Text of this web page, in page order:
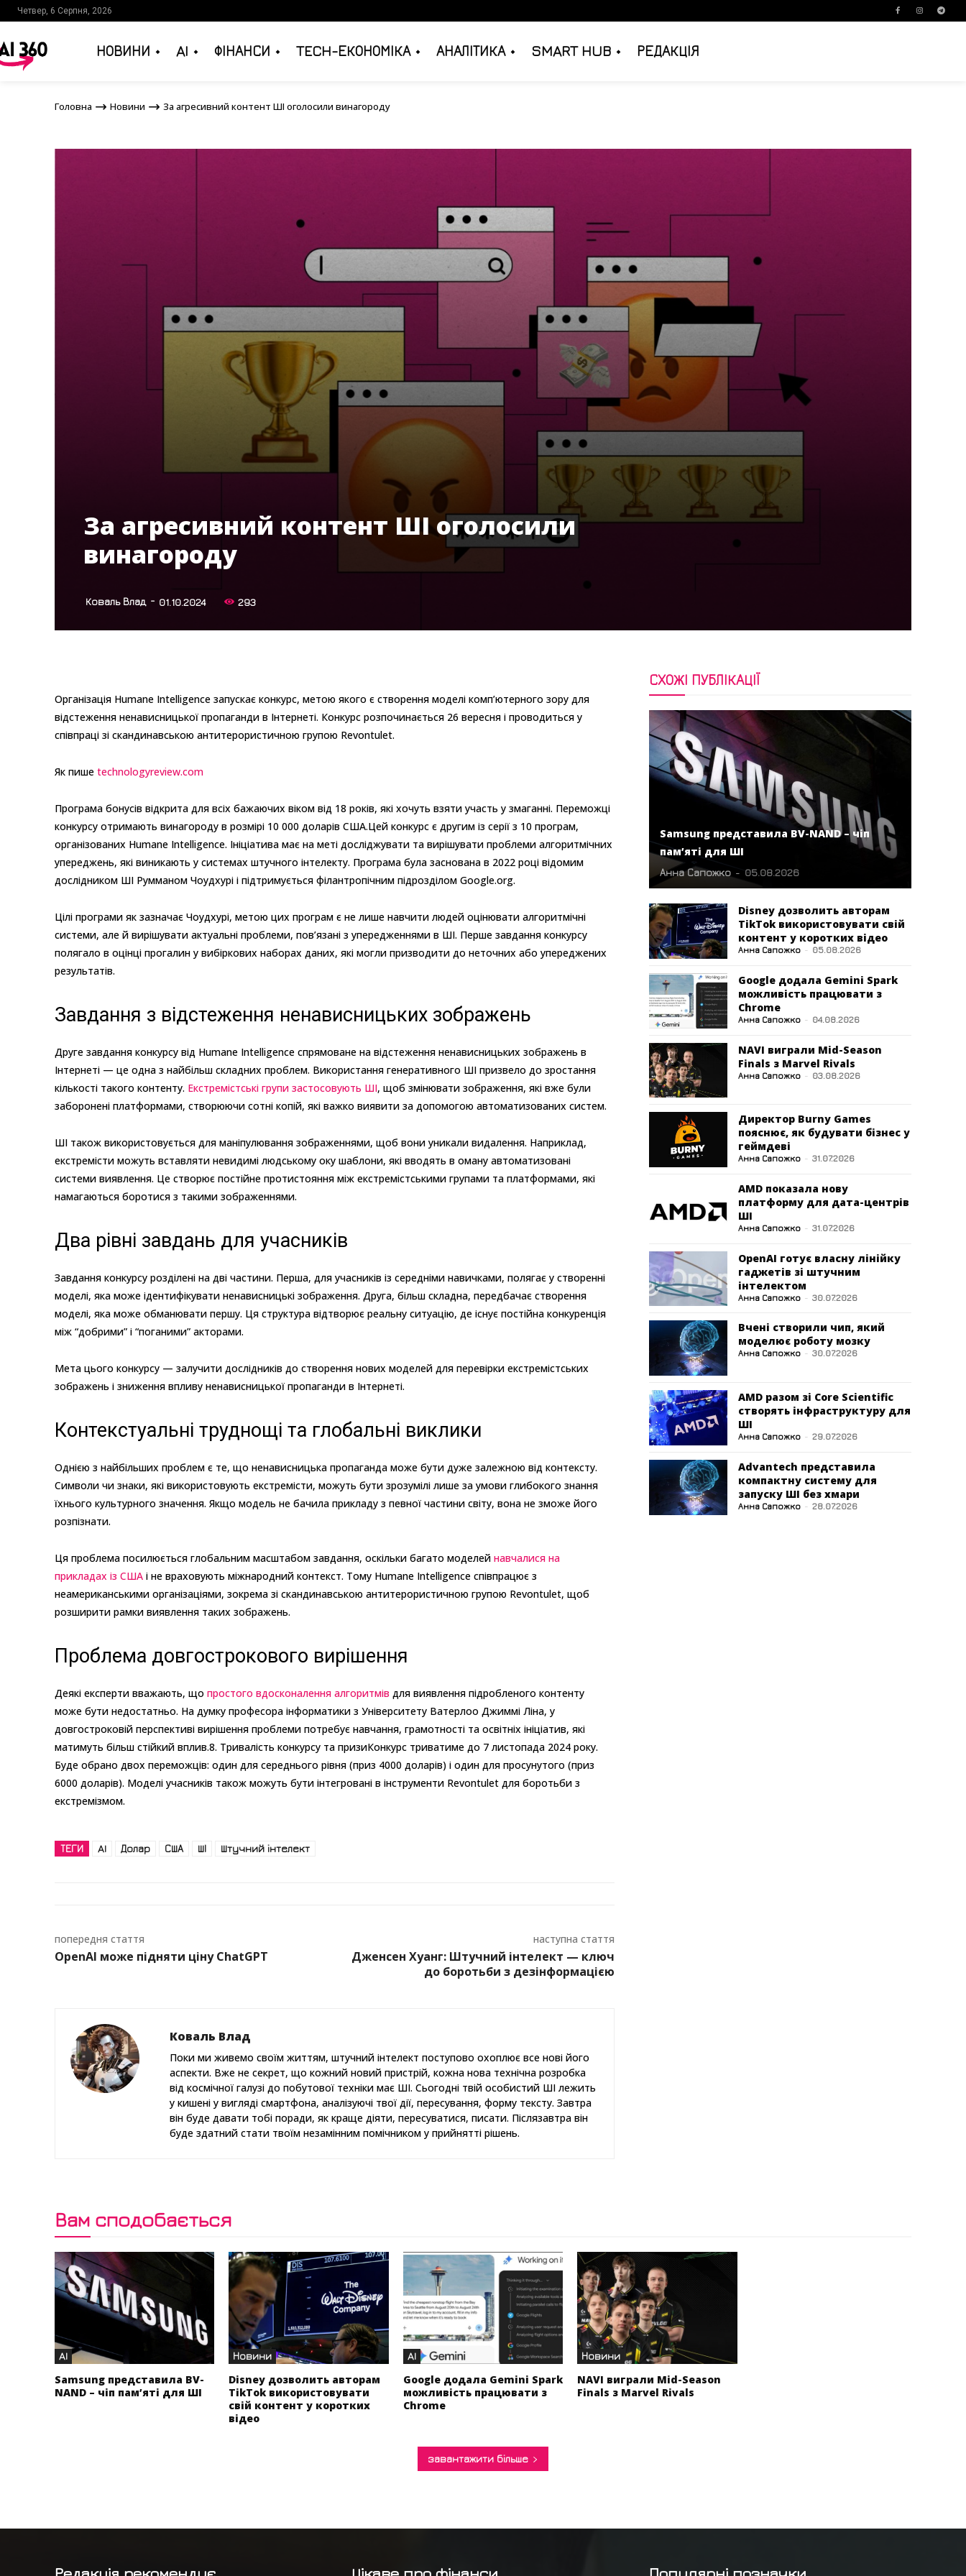
Четвер, 6 Серпня, 2026
НОВИНИ AI ФІНАНСИ TECH-ЕКОНОМІКА АНАЛІТИКА SMART HUB РЕДАКЦІЯ
Головна Новини За агресивний контент ШІ оголосили винагороду
Головна Новини За агресивний контент ШІ оголосили винагороду
За агресивний контент ШІ оголосили
винагороду
Коваль Влад - 01.10.2024 293
Організація Humane Intelligence запускає конкурс, метою якого є створення моделі комп’ютерного зору для
відстеження ненависницької пропаганди в Інтернеті. Конкурс розпочинається 26 вересня і проводиться у
співпраці зі скандинавською антитерористичною групою Revontulet.
Як пише technologyreview.com
Програма бонусів відкрита для всіх бажаючих віком від 18 років, які хочуть взяти участь у змаганні. Переможці
конкурсу отримають винагороду в розмірі 10 000 доларів США.Цей конкурс є другим із серії з 10 програм,
організованих Humane Intelligence. Ініціатива має на меті досліджувати та вирішувати проблеми алгоритмічних
упереджень, які виникають у системах штучного інтелекту. Програма була заснована в 2022 році відомим
дослідником ШІ Румманом Чоудхурі і підтримується філантропічним підрозділом Google.org.
Цілі програми як зазначає Чоудхурі, метою цих програм є не лише навчити людей оцінювати алгоритмічні
системи, але й вирішувати актуальні проблеми, пов’язані з упередженнями в ШІ. Перше завдання конкурсу
полягало в оцінці прогалин у вибіркових наборах даних, які могли призводити до неточних або упереджених
результатів.
Завдання з відстеження ненависницьких зображень
Друге завдання конкурсу від Humane Intelligence спрямоване на відстеження ненависницьких зображень в
Інтернеті — це одна з найбільш складних проблем. Використання генеративного ШІ призвело до зростання
кількості такого контенту. Екстремістські групи застосовують ШІ, щоб змінювати зображення, які вже були
заборонені платформами, створюючи сотні копій, які важко виявити за допомогою автоматизованих систем.
ШІ також використовується для маніпулювання зображеннями, щоб вони уникали видалення. Наприклад,
екстремісти можуть вставляти невидимі людському оку шаблони, які вводять в оману автоматизовані
системи виявлення. Це створює постійне протистояння між екстремістськими групами та платформами, які
намагаються боротися з такими зображеннями.
Два рівні завдань для учасників
Завдання конкурсу розділені на дві частини. Перша, для учасників із середніми навичками, полягає у створенні
моделі, яка може ідентифікувати ненависницькі зображення. Друга, більш складна, передбачає створення
моделі, яка може обманювати першу. Ця структура відтворює реальну ситуацію, де існує постійна конкуренція
між “добрими” і “поганими” акторами.
Мета цього конкурсу — залучити дослідників до створення нових моделей для перевірки екстремістських
зображень і зниження впливу ненависницької пропаганди в Інтернеті.
Контекстуальні труднощі та глобальні виклики
Однією з найбільших проблем є те, що ненависницька пропаганда може бути дуже залежною від контексту.
Символи чи знаки, які використовують екстремісти, можуть бути зрозумілі лише за умови глибокого знання
їхнього культурного значення. Якщо модель не бачила прикладу з певної частини світу, вона не зможе його
розпізнати.
Ця проблема посилюється глобальним масштабом завдання, оскільки багато моделей навчалися на
прикладах із США і не враховують міжнародний контекст. Тому Humane Intelligence співпрацює з
неамериканськими організаціями, зокрема зі скандинавською антитерористичною групою Revontulet, щоб
розширити рамки виявлення таких зображень.
Проблема довгострокового вирішення
Деякі експерти вважають, що простого вдосконалення алгоритмів для виявлення підробленого контенту
може бути недостатньо. На думку професора інформатики з Університету Ватерлоо Джиммі Ліна, у
довгостроковій перспективі вирішення проблеми потребує навчання, грамотності та освітніх ініціатив, які
матимуть більш стійкий вплив.8. Тривалість конкурсу та призиКонкурс триватиме до 7 листопада 2024 року.
Буде обрано двох переможців: один для середнього рівня (приз 4000 доларів) і один для просунутого (приз
6000 доларів). Моделі учасників також можуть бути інтегровані в інструменти Revontulet для боротьби з
екстремізмом.
ТЕГИ AI Долар США ШІ Штучний інтелект
попередня стаття
OpenAI може підняти ціну ChatGPT
наступна стаття
Дженсен Хуанг: Штучний інтелект — ключ
до боротьби з дезінформацією
Коваль Влад
Поки ми живемо своїм життям, штучний інтелект поступово охоплює все нові його
аспекти. Вже не секрет, що кожний новий пристрій, кожна нова технічна розробка
від космічної галузі до побутової техніки має ШІ. Сьогодні твій особистий ШІ лежить
у кишені у вигляді смартфона, аналізуючі твої дії, пересування, форму тексту. Завтра
він буде давати тобі поради, як краще діяти, пересуватися, писати. Післязавтра він
буде здатний стати твоїм незамінним помічником у прийнятті рішень.
СХОЖІ ПУБЛІКАЦІЇ
Samsung представила BV-NAND – чіп
пам’яті для ШІ
Анна Сапожко - 05.08.2026
Disney дозволить авторам
TikTok використовувати свій
контент у коротких відео
Анна Сапожко - 05.08.2026
Google додала Gemini Spark
можливість працювати з
Chrome
Анна Сапожко - 04.08.2026
NAVI виграли Mid-Season
Finals з Marvel Rivals
Анна Сапожко - 03.08.2026
Директор Burny Games
пояснює, як будувати бізнес у
геймдеві
Анна Сапожко - 31.07.2026
AMD показала нову
платформу для дата-центрів
ШІ
Анна Сапожко - 31.07.2026
OpenAI готує власну лінійку
гаджетів зі штучним
інтелектом
Анна Сапожко - 30.07.2026
Вчені створили чип, який
моделює роботу мозку
Анна Сапожко - 30.07.2026
AMD разом зі Core Scientific
створять інфраструктуру для
ШІ
Анна Сапожко - 29.07.2026
Advantech представила
компактну систему для
запуску ШІ без хмари
Анна Сапожко - 28.07.2026
Вам сподобається
AI
Samsung представила BV-
NAND – чіп пам’яті для ШІ
Новини
Disney дозволить авторам
TikTok використовувати
свій контент у коротких
відео
AI
Google додала Gemini Spark
можливість працювати з
Chrome
Новини
NAVI виграли Mid-Season
Finals з Marvel Rivals
завантажити більше